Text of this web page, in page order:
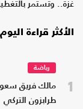
غزة.. وتستمر
الأكثر قراءة اليوم
1
رياضة
مالك فريق
طرابزون التركي